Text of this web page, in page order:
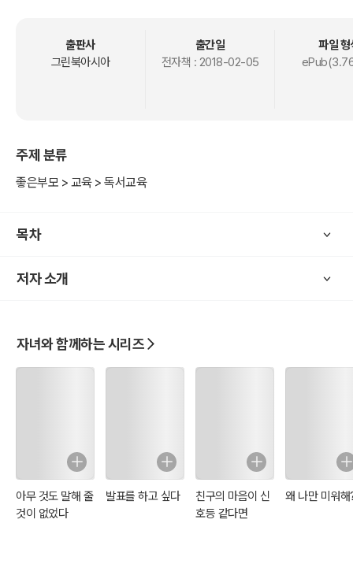
할 수 방법을 깨닫게 해줍니다. 또한 많은 글을 쓰면서 상상력을 풍부
하게 확장시킬 수 있습니다. 이 책에서 소개하고 있는 아이들의 글은
는 아이가 청소년이 되어서도 부모와 대화를 잘 할 수 있습니다. 마찬
가지로 자녀와 대화를 많이 하는 부모가 결국 자녀와 진솔한 커뮤니케
하고 있습니다.
출판사
그린북아시아
출간일
전자책 : 2018-02-05
파일 형
주제 분류
좋은부모 > 교육 > 독서교육
목차
저자 소개
자녀와 함께하는 시리즈
아무 것도 말해 줄
것이 없었다
발표를 하고 싶다
친구의 마음이 신
호등 같다면
왜 나만 미워해